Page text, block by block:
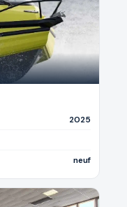
2025
neuf